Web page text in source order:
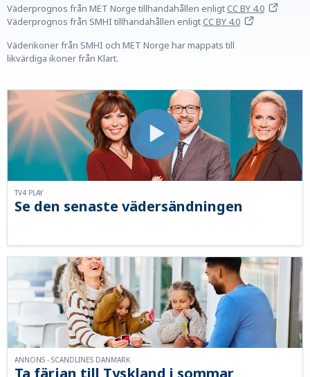
Väderprognos från MET Norge tillhandahållen enligtCC BY 4.0
Väderprognos från SMHI tillhandahållen enligtCC BY 4.0
Väderikoner från SMHI och MET Norge har mappats till
likvärdiga ikoner från Klart.
Se den senaste vädersändningen
TV4 PLAY
ANNONS - SCANDLINES DANMARK